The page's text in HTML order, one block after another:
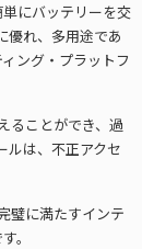
にバッテリーを交
優れ、多用途であ
ング・プラットフ
ることができ、過
ルは、不正アクセ
璧に満たすインテ
。